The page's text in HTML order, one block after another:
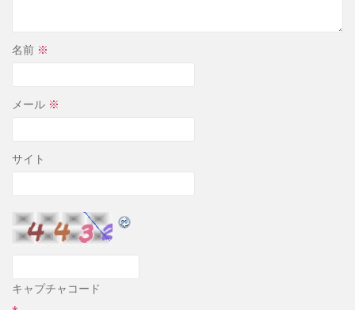
名前 ※
メール ※
サイト
キャプチャコード